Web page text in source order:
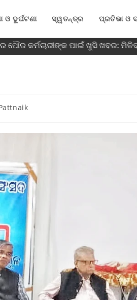
ଓ ଦୁର୍ଘଟଣା ସ୍ୱତନ୍ତ୍ର ପ୍ରତିଭା ଓ
ପୌର କର୍ମଚାରୀଙ୍କ ପାଇଁ ଖୁସି ଖବର: